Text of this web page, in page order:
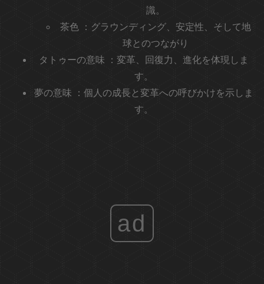
識。
茶色 ：グラウンディング、安定性、そして地
球とのつながり
タトゥーの意味 ：変革、回復力、進化を体現しま
す。
夢の意味 ：個人の成長と変革への呼びかけを示しま
す。
ad